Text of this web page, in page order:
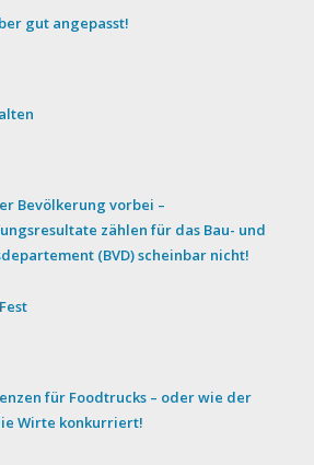
gut angepasst!
Bevölkerung vorbei –
zählen für das Bau- und
(BVD) scheinbar nicht!
für Foodtrucks – oder wie der
Wirte konkurriert!